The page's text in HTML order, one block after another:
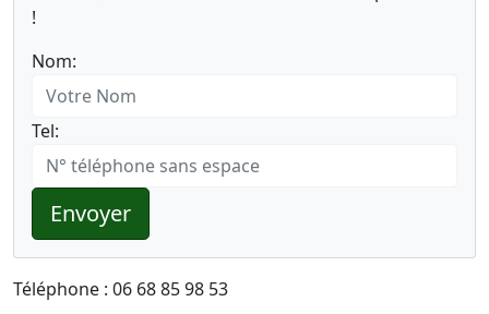
!
Nom:
Tel:
Envoyer
Téléphone : 06 68 85 98 53